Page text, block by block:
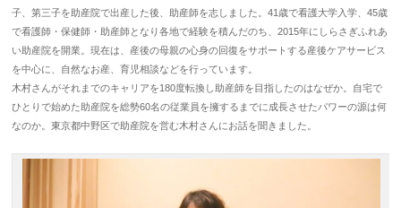
子、第三子を助産院で出産した後、助産師を志しました。41歳で看護大学入学、45歳
で看護師・保健師・助産師となり各地で経験を積んだのち、2015年にしらさぎふれあ
い助産院を開業。現在は、産後の母親の心身の回復をサポートする産後ケアサービス
を中心に、自然なお産、育児相談などを行っています。
木村さんがそれまでのキャリアを180度転換し助産師を目指したのはなぜか。自宅で
ひとりで始めた助産院を総勢60名の従業員を擁するまでに成長させたパワーの源は何
なのか。東京都中野区で助産院を営む木村さんにお話を聞きました。